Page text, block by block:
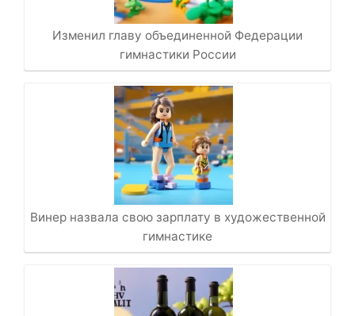
Изменил главу объединенной Федерации
гимнастики России
Винер назвала свою зарплату в художественной
гимнастике